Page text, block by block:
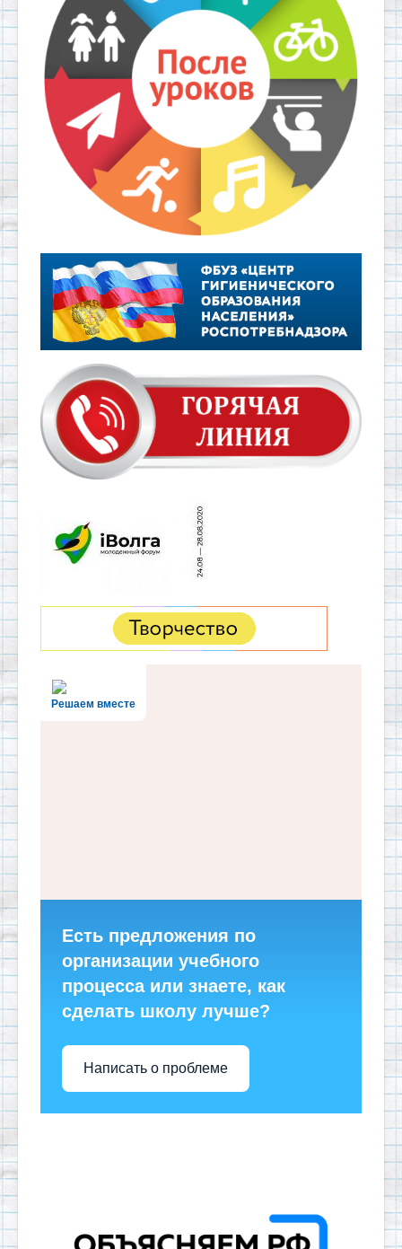
Решаем вместе
Есть предложения по
организации учебного
процесса или знаете, как
сделать школу лучше?
Написать о проблеме